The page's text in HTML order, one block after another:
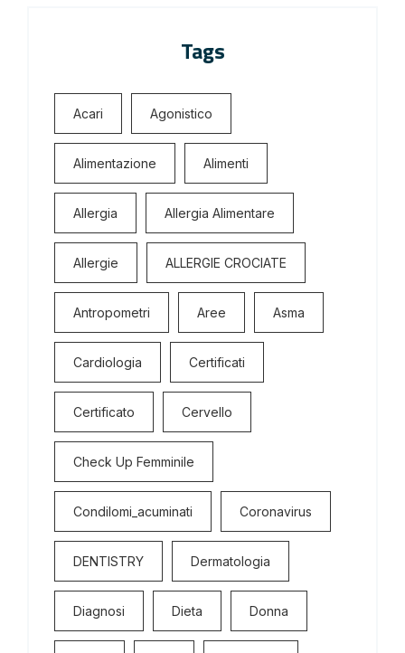
Tags
Acari Agonistico
Alimentazione Alimenti
Allergia Allergia Alimentare
Allergie ALLERGIE CROCIATE
Antropometri Aree Asma
Cardiologia Certificati
Certificato Cervello
Check Up Femminile
Condilomi_acuminati Coronavirus
DENTISTRY Dermatologia
Diagnosi Dieta Donna